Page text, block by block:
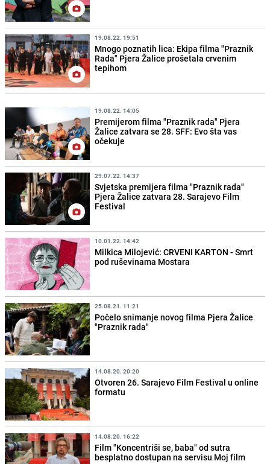
19.08.22. 19:51
Mnogo poznatih lica: Ekipa filma "Praznik
Rada" Pjera Žalice prošetala crvenim
tepihom
19.08.22. 14:05
Premijerom filma "Praznik rada" Pjera
Žalice zatvara se 28. SFF: Evo šta vas
očekuje
29.07.22. 14:37
Svjetska premijera filma "Praznik rada"
Pjera Žalice zatvara 28. Sarajevo Film
Festival
10.01.22. 14:42
Milkica Milojević: CRVENI KARTON - Smrt
pod ruševinama Mostara
25.08.21. 11:21
Počelo snimanje novog filma Pjera Žalice
"Praznik rada"
14.08.20. 20:20
Otvoren 26. Sarajevo Film Festival u online
formatu
14.08.20. 16:22
Film "Koncentriši se, baba" od sutra
besplatno dostupan na servisu Moj film